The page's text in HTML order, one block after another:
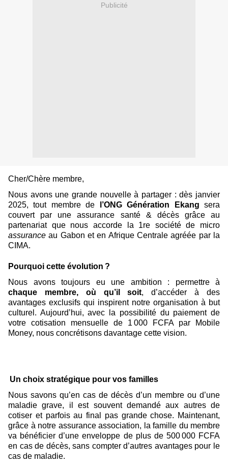
Publicité
Cher/Chère membre,
Nous avons une grande nouvelle à partager : dès janvier
2025, tout membre de
l’ONG Génération Ekang sera
couvert par une assurance santé & décès grâce au
partenariat que nous accorde la 1re société de micro
assurance au Gabon et en Afrique Centrale agréée par la
CIMA.
Pourquoi cette évolution ?
Nous avons toujours eu une ambition : permettre à
chaque membre, où qu’il soit, d’accéder à des
avantages exclusifs qui inspirent notre organisation à but
culturel. Aujourd’hui, avec la possibilité du paiement de
votre cotisation mensuelle de 1 000 FCFA par Mobile
Money, nous concrétisons davantage cette vision.
Un choix stratégique pour vos familles
Nous savons qu’en cas de décès d’un membre ou d’une
maladie grave, il est souvent demandé aux autres de
cotiser et parfois au final pas grande chose. Maintenant,
grâce à notre assurance association, la famille du membre
va bénéficier d’une enveloppe de plus de 500000 FCFA
en cas de décès, sans compter d’autres avantages pour le
cas de maladie.